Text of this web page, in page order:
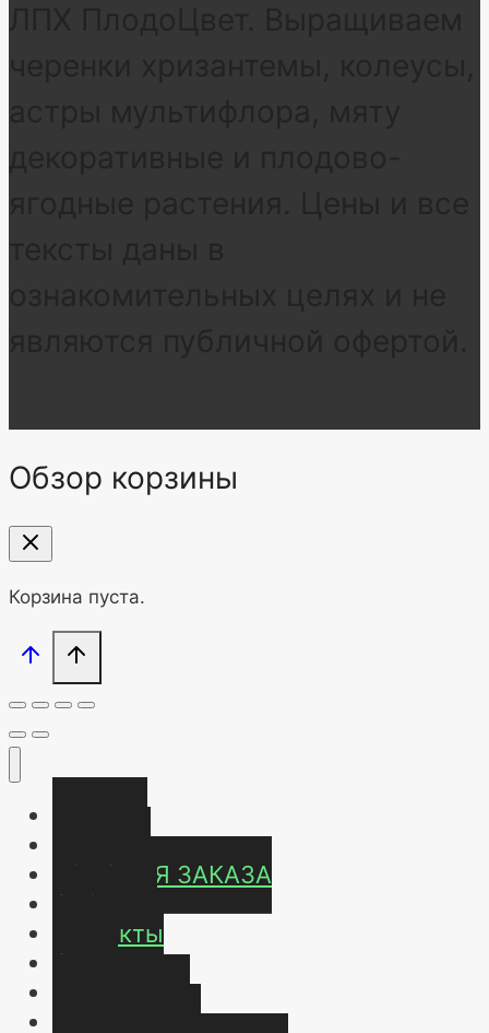
Обзор корзины
Корзина пуста.
УСЛОВИЯ ЗАКАЗА
ОТЗЫВЫ
Контакты
О нас